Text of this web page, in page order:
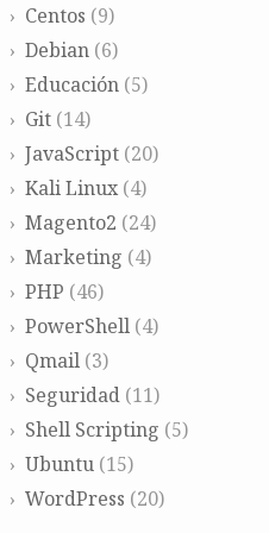
Centos (9)
Debian(6)
Educación(5)
Git(14)
JavaScript(20)
Kali Linux(4)
Magento2 (24)
Marketing (4)
PHP (46)
PowerShell(4)
Qmail(3)
Seguridad(11)
Shell Scripting (5)
Ubuntu(15)
WordPress (20)